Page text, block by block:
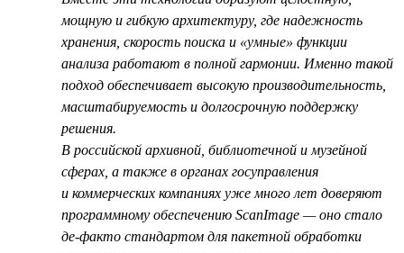
мощную и гибкую архитектуру, где надежность
хранения, скорость поиска и «умные» функции
анализа работают в полной гармонии. Именно такой
подход обеспечивает высокую производительность,
масштабируемость и долгосрочную поддержку
решения.
В российской архивной, библиотечной и музейной
сферах, а также в органах госуправления
и коммерческих компаниях уже много лет доверяют
программному обеспечению ScanImage — оно стало
де-факто стандартом для пакетной обработки